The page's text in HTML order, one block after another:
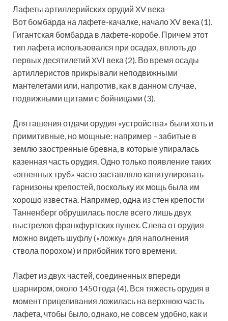
Лафеты артиллерийских орудий XV века
Вот бомбарда на лафете-качалке, начало XV века (1).
Гигантская бомбарда в лафете-коробе. Причем этот
тип лафета использовался при осадах, вплоть до
первых десятилетий XVI века (2). Во время осады
артиллеристов прикрывали неподвижными
мантелетами или, напротив, как в данном случае,
подвижными щитами с бойницами (3).
Для гашения отдачи орудия «устройства» были хоть и
примитивные, но мощные: например – забитые в
землю заостренные бревна, в которые упиралась
казенная часть орудия. Одно только появление таких
«огненных труб» часто заставляло капитулировать
гарнизоны крепостей, поскольку их мощь была им
хорошо известна. Например, одна из стен крепости
Танненберг обрушилась после всего лишь двух
выстрелов франкфуртских пушек. Слева от орудия
можно видеть шуфлу («ложку» для наполнения
ствола порохом) и прибойник того времени.
Лафет из двух частей, соединенных впереди
шарниром, около 1450 года (4). Вся тяжесть орудия в
момент прицеливания ложилась на верхнюю часть
лафета, чтобы было, однако, не совсем удобно, как и